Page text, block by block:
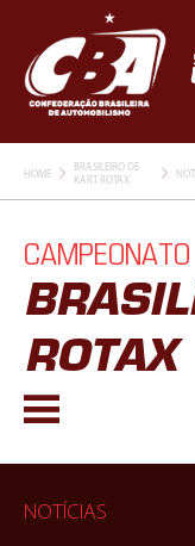
HOME
BRASILEIRO DE
KART ROTAX
ROTAX
NOTÍCIAS